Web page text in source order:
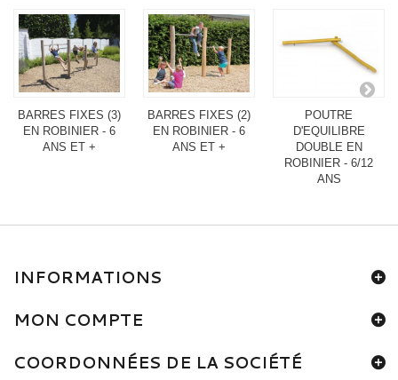
BARRES FIXES (3)
EN ROBINIER - 6
ANS ET +
BARRES FIXES (2)
EN ROBINIER - 6
ANS ET +
POUTRE
D'EQUILIBRE
DOUBLE EN
ROBINIER - 6/12
ANS
INFORMATIONS
MON COMPTE
COORDONNÉES DE LA SOCIÉTÉ